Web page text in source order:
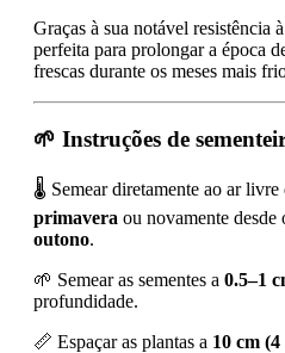
Graças à sua notável resistência
perfeita para prolongar a época
frescas durante os meses mais
🌱 Instruções de
🌡️ Semear diretamente ao ar livre
primavera ou novamente desde
outono.
🌱 Semear as sementes a 0.5–1
profundidade.
📏 Espaçar as plantas a 10 cm (4